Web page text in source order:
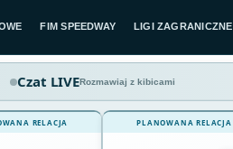
FIM SPEEDWAY LIGI ZAGRANICZNE
Czat LIVERozmawiaj z kibicami
RELACJA PLANOWANA RELACJA